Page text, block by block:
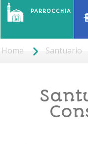
PARROCCHIA
Home Santuario